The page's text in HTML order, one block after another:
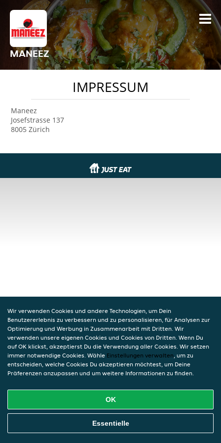
MANEEZ
IMPRESSUM
Maneez
Josefstrasse 137
8005 Zürich
Wir verwenden Cookies und andere Technologien, um Dein
Benutzererlebnis zu verbessern und zu personalisieren, für Analysen zur
Optimierung und Werbung in Zusammenarbeit mit Dritten. Wir
verwenden unsere eigenen Cookies und Cookies von Dritten. Wenn Du
auf OK klickst, akzeptierst Du die Verwendung aller Cookies. Wir setzen
immer notwendige Cookies. Wähle Einstellungen verwalten, um zu
entscheiden, welche Cookies Du akzeptieren möchtest, um Deine
Präferenzen anzupassen und um weitere Informationen zu finden.
OK
Essentielle